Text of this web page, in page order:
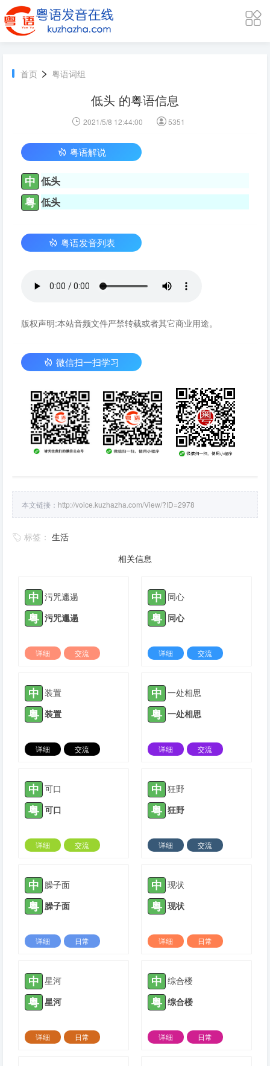
首页 > 粤语词组
低头 的粤语信息
2021/5/8 12:44:00 5351
粤语解说
中 低头
粤 低头
粤语发音列表
版权声明:本站音频文件严禁转载或者其它商业用途。
微信扫一扫学习
本文链接： http://voice.kuzhazha.com/View/?ID=2978
标签： 生活
相关信息
中 污咒邋遢
粤 污咒邋遢
详细
交流
中 同心
粤 同心
详细
交流
中 装置
粤 装置
详细
交流
中 一处相思
粤 一处相思
详细
交流
中 可口
粤 可口
详细
交流
中 狂野
粤 狂野
详细
交流
中 臊子面
粤 臊子面
详细
日常
中 现状
粤 现状
详细
日常
中 星河
粤 星河
详细
日常
中 综合楼
粤 综合楼
详细
日常